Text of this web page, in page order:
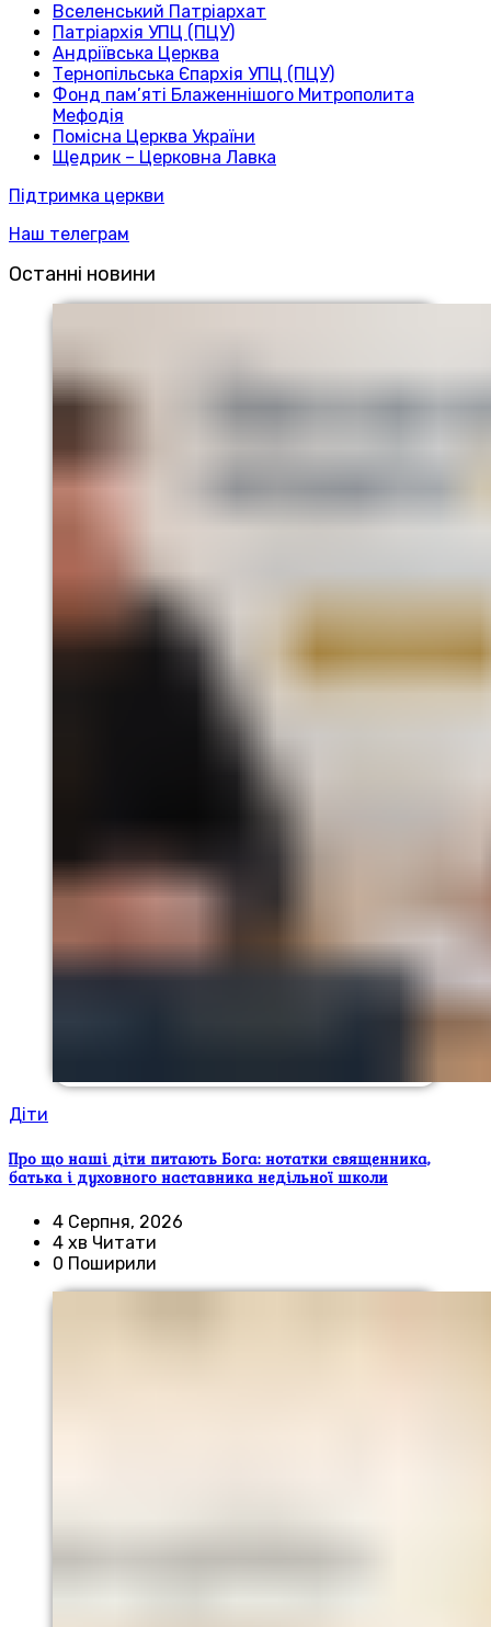
Вселенський Патріархат
Патріархія УПЦ (ПЦУ)
Андріївська Церква
Тернопільська Єпархія УПЦ (ПЦУ)
Фонд пам’яті Блаженнішого Митрополита
Мефодія
Помісна Церква України
Щедрик – Церковна Лавка
Підтримка церкви
Наш телеграм
Останні новини
Діти
Про що наші діти питають Бога: нотатки священника,
батька і духовного наставника недільної школи
4 Серпня, 2026
4 хв Читати
0 Поширили